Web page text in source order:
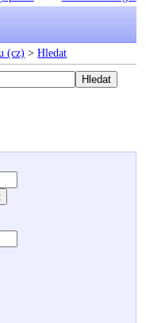
(cz) >Hledat